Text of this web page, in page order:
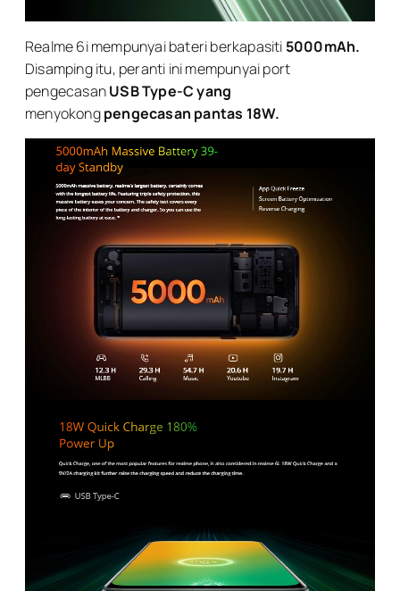
Realme 6i mempunyai bateri berkapasiti 5000mAh.
Disamping itu, peranti ini mempunyai port
pengecasanUSB Type-C yang
menyokongpengecasan pantas 18W.